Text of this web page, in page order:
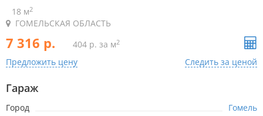
18 м2
ГОМЕЛЬСКАЯ ОБЛАСТЬ
7 316 р. 404 р. за м2
Предложить цену Следить за ценой
Гараж
Город
Гомель